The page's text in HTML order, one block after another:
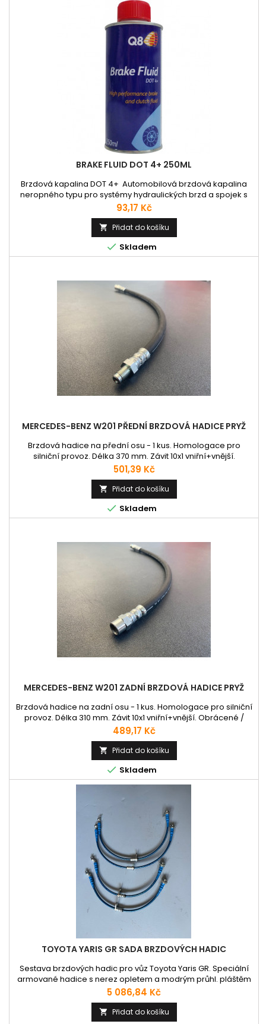
BRAKE FLUID DOT 4+ 250ML
Brzdová kapalina DOT 4+ Automobilová brzdová kapalina
neropného typu pro systémy hydraulických brzd a spojek s
přírodními nebo syntetickými těsněními. Určená pro osobní a
užitkové automobily, autobusy a užitková vozidla. Použití dle
uvedených specifikací. Specifikace: FMVSS 116 DOT 3, 116 DOT
4; SAE J 1703, J 1704
Cena
93,17 Kč
 Přidat do košíku
 Skladem
MERCEDES-BENZ W201 PŘEDNÍ BRZDOVÁ HADICE PRYŽ
Brzdová hadice na přední osu - 1 kus. Homologace pro
silniční provoz. Délka 370 mm. Závit 10x1 vniřní+vnější.
Obrácené / konkávní sedlo.
Cena
501,39 Kč
 Přidat do košíku
 Skladem
MERCEDES-BENZ W201 ZADNÍ BRZDOVÁ HADICE PRYŽ
Brzdová hadice na zadní osu - 1 kus. Homologace pro silniční
provoz. Délka 310 mm. Závit 10x1 vniřní+vnější. Obrácené /
konkávní sedlo.
Cena
489,17 Kč
 Přidat do košíku
 Skladem
TOYOTA YARIS GR SADA BRZDOVÝCH HADIC
Sestava brzdových hadic pro vůz Toyota Yaris GR. Speciální
armované hadice s nerez opletem a modrým průhl. pláštěm
(možné také v černé, průhledné čiré nebo červené barvě).
Sestava je homologována do provozu v ČR a EU DOT. 2 x
přední hadice 2 x zadní hadice
Cena
5 086,84 Kč
 Přidat do košíku